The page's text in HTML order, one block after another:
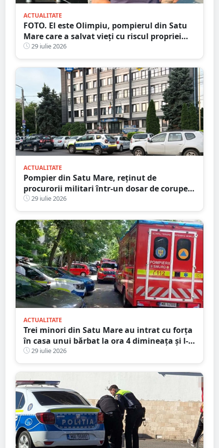
ACTUALITATE
FOTO. El este Olimpiu, pompierul din Satu
Mare care a salvat vieți cu riscul propriei
vieți29 iulie 2026
ACTUALITATE
Pompier din Satu Mare, reținut de
procurorii militari într-un dosar de corupere
sexuală a minorilor. Este și antrenor la un
club sportiv
29 iulie 2026
ACTUALITATE
Trei minori din Satu Mare au intrat cu forța
în casa unui bărbat la ora 4 dimineața și l-
au bătut
29 iulie 2026